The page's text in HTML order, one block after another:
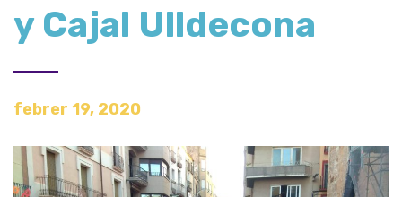
y Cajal Ulldecona
febrer 19, 2020